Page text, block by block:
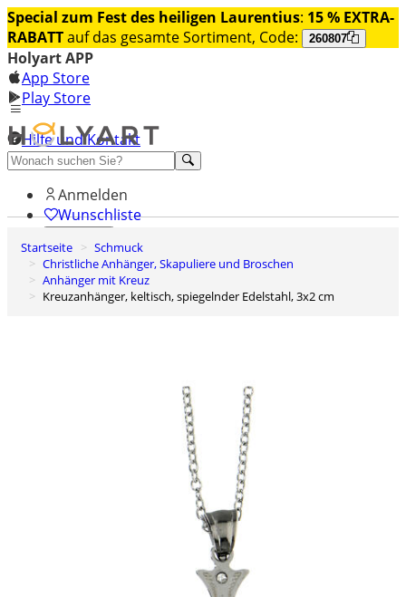
Special zum Fest des heiligen Laurentius: 15 % EXTRA-
RABATTauf das gesamte Sortiment, Code: 260807
Holyart APP
App Store
Play Store
Hilfe und Kontakt
Entdecken Sie Premium
Anmelden
Wunschliste
0
Warenkorb
Startseite
Schmuck
Christliche Anhänger, Skapuliere und Broschen
Anhänger mit Kreuz
Kreuzanhänger, keltisch, spiegelnder Edelstahl, 3x2 cm